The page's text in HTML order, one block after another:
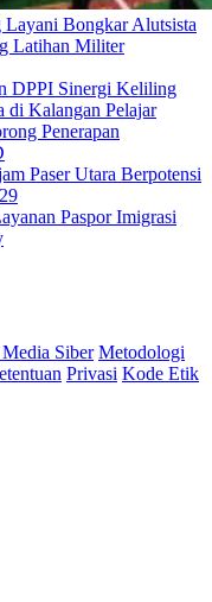
Layani Bongkar Alutsista
Latihan Militer
DPPI Sinergi Keliling
di Kalangan Pelajar
Penerapan
Paser Utara Berpotensi
Paspor Imigrasi
Siber Metodologi
Privasi Kode Etik